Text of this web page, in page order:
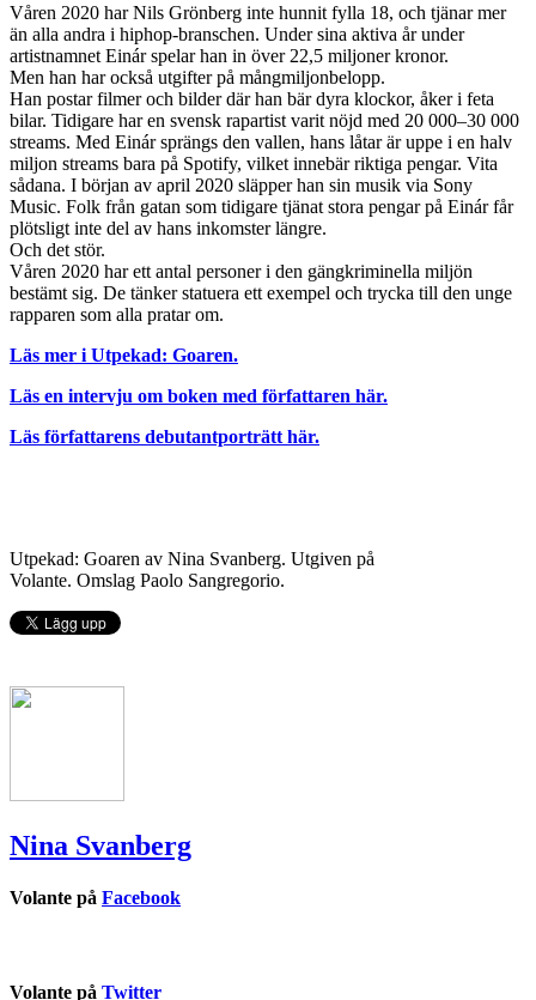
Våren 2020 har Nils Grönberg inte hunnit fylla 18, och tjänar mer
än alla andra i hiphop-branschen. Under sina aktiva år under
artistnamnet Einár spelar han in över 22,5 miljoner kronor.
Men han har också utgifter på mångmiljonbelopp.
Han postar filmer och bilder där han bär dyra klockor, åker i feta
bilar. Tidigare har en svensk rapartist varit nöjd med 20 000–30 000
streams. Med Einár sprängs den vallen, hans låtar är uppe i en halv
miljon streams bara på Spotify, vilket innebär riktiga pengar. Vita
sådana. I början av april 2020 släpper han sin musik via Sony
Music. Folk från gatan som tidigare tjänat stora pengar på Einár får
plötsligt inte del av hans inkomster längre.
Och det stör.
Våren 2020 har ett antal personer i den gängkriminella miljön
bestämt sig. De tänker statuera ett exempel och trycka till den unge
rapparen som alla pratar om.
Läs mer i Utpekad: Goaren.
Läs en intervju om boken med författaren här.
Läs författarens debutantporträtt här.
Utpekad: Goaren av Nina Svanberg. Utgiven på
Volante. Omslag Paolo Sangregorio.
Nina Svanberg
Volante på Facebook
Volante på Twitter